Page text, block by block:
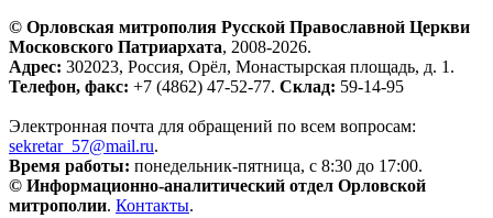
© Орловская митрополия Русской Православной Церкви
Московского Патриархата, 2008-2026.
Адрес: 302023, Россия, Орёл, Монастырская площадь, д. 1.
Телефон, факс: +7 (4862) 47-52-77. Склад: 59-14-95
Электронная почта для обращений по всем вопросам:
sekretar_57@mail.ru.
Время работы: понедельник-пятница, с 8:30 до 17:00.
© Информационно-аналитический отдел Орловской
митрополии. Контакты.